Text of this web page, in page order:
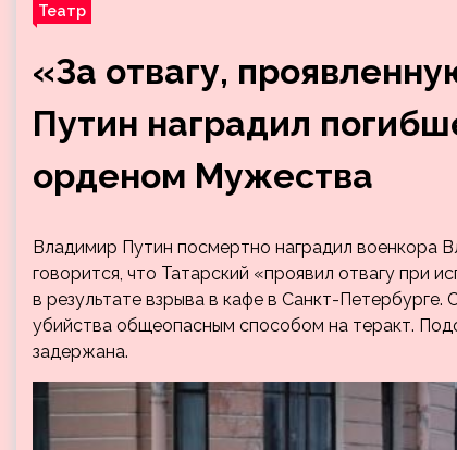
Театр
«За отвагу,
Путин наградил
орденом Мужества
Владимир Путин посмертно наградил военкора
говорится, что Татарский «проявил отвагу при
в результате взрыва в кафе в Санкт-
убийства общеопасным способом на теракт.
задержана.